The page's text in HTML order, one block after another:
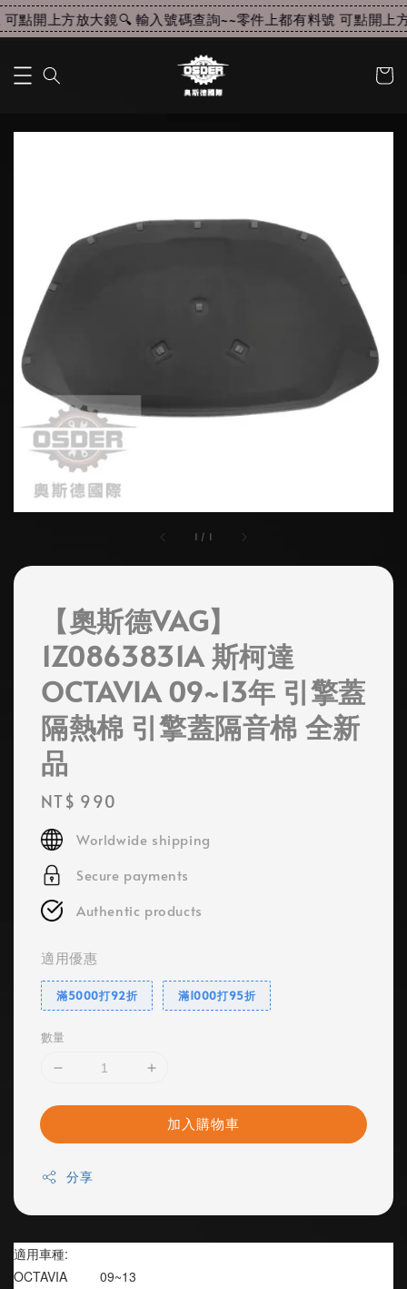
點開上方放大鏡🔍 輸入號碼查詢~~零件上都有料號 可點開上
1 / 1
【奧斯德VAG】
1Z0863831A 斯柯達
OCTAVIA 09~13年 引擎蓋
隔熱棉 引擎蓋隔音棉 全新
品
Regular
price
NT$ 990
Worldwide shipping
Secure payments
Authentic products
適用優惠
滿5000打92折 滿1000打95折
數量
加入購物車
分享
適用車種:
OCTAVIA         09~13